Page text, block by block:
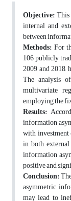
Objective:
internal and
between
Methods:For
106 publicly
2009 and 2018,
The analysis
multivariate
employing the
Results:
information
with investment
in both
information
positive and
Conclusion:
asymmetric
may lead to